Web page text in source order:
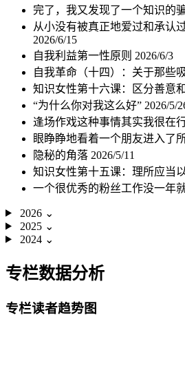
完了，我又发现了一个知识的
从小没有被真正地爱过和承认
2026/6/15
自我利益第一性原则 2026/6/3
自我革命（十四）：关于那些
知识女性第十六课：区分善意
“为什么你对我这么好” 2026/5/
逢场作戏这种事情其实我很在
眼睁睁地看着一个朋友进入了
隐秘的角落 2026/5/11
知识女性第十五课：理所应当
一个很优秀的粉丝工作没一年
2026 ⌄
2025 ⌄
2024 ⌄
专栏数据分析
专栏读者趋势图